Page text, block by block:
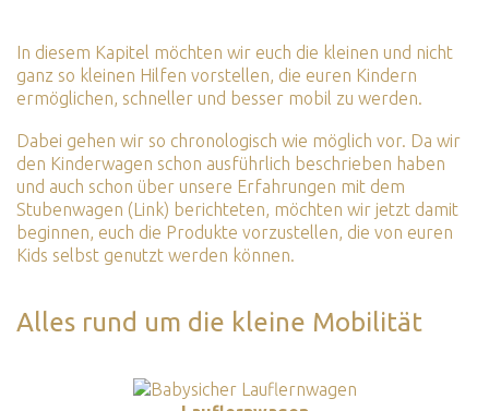
In diesem Kapitel möchten wir euch die kleinen und nicht
ganz so kleinen Hilfen vorstellen, die euren Kindern
ermöglichen, schneller und besser mobil zu werden.
Dabei gehen wir so chronologisch wie möglich vor. Da wir
den Kinderwagen schon ausführlich beschrieben haben
und auch schon über unsere Erfahrungen mit dem
Stubenwagen (Link) berichteten, möchten wir jetzt damit
beginnen, euch die Produkte vorzustellen, die von euren
Kids selbst genutzt werden können.
Alles rund um die kleine Mobilität